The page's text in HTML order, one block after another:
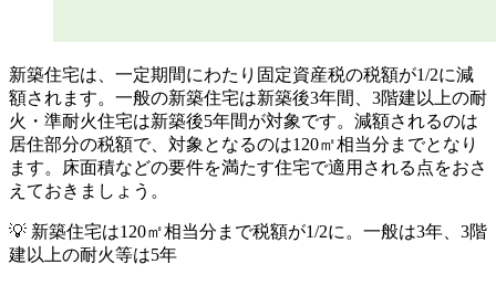
新築住宅は、一定期間にわたり固定資産税の税額が1/2に減
額されます。一般の新築住宅は新築後3年間、3階建以上の耐
火・準耐火住宅は新築後5年間が対象です。減額されるのは
居住部分の税額で、対象となるのは120㎡相当分までとなり
ます。床面積などの要件を満たす住宅で適用される点をおさ
えておきましょう。
💡 新築住宅は120㎡相当分まで税額が1/2に。一般は3年、3階
建以上の耐火等は5年